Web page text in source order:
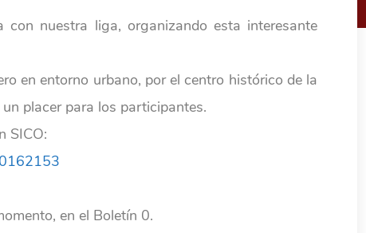
con nuestra liga, organizando esta interesante
en entorno urbano, por el centro histórico de la
placer para los participantes.
SICO:
en el Boletín 0.